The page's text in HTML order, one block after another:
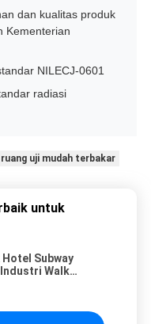
dan kualitas produk
Kementerian
NILECJ-0601
radiasi
ruang uji mudah terbakar
untuk
Hotel Subway
Walk